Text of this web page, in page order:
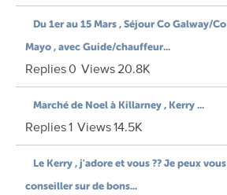
Du 1er au 15 Mars , Séjour Co Galway/Co
Mayo , avec Guide/chauffeur...
Replies0 Views20.8K
Marché de Noel à Killarney , Kerry ...
Replies1 Views14.5K
Le Kerry , j'adore et vous ?? Je peux vous
conseiller sur de bons...